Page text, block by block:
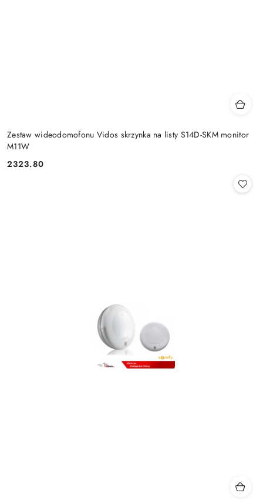
Zestaw wideodomofonu Vidos skrzynka na listy S14D-SKM monitor
M11W
Cena:
2323.80